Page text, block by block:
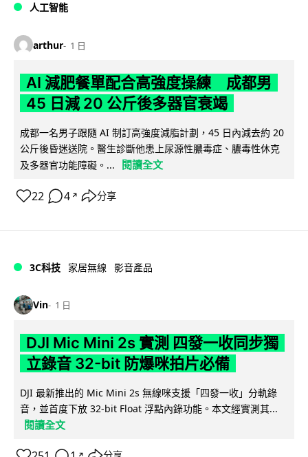
人工智能
arthur 1 日
AI 減肥餐單配合高強度操練 成都男
45 日減 20 公斤後多器官衰竭
成都一名男子跟隨 AI 制訂高強度減脂計劃，45 日內減去約 20
公斤後昏迷送院。醫生診斷他患上尿源性膿毒症、膿毒性休克
及多器官功能障礙。...
閱讀全文
22 4 ↗ 分享
3C科技 家居無線 影音產品
Vin 1 日
DJI Mic Mini 2s 實測 四發一收同步獨
立錄音 32-bit 防爆咪拍片必備
DJI 最新推出的 Mic Mini 2s 無線咪支援「四發一收」分軌錄
音，並首度下放 32-bit Float 浮點內錄功能。本文經實測其...
閱讀全文